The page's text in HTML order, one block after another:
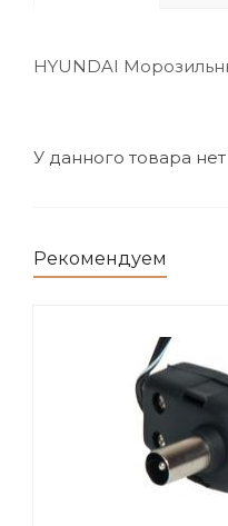
HYUNDAI
У данного товара
Рекомендуем